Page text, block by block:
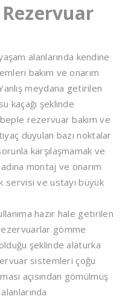
alanlarında kendine
bakım ve onarım
meydana getirilen
kaçağı şeklinde
rezervuar bakım ve
duyulan bazı noktalar
karşılaşmamak ve
montaj ve onarım
servisi ve ustayı büyük
hazır hale getirilen
gömme
şeklinde alaturka
sistemleri çoğu
açısından gömülmüş